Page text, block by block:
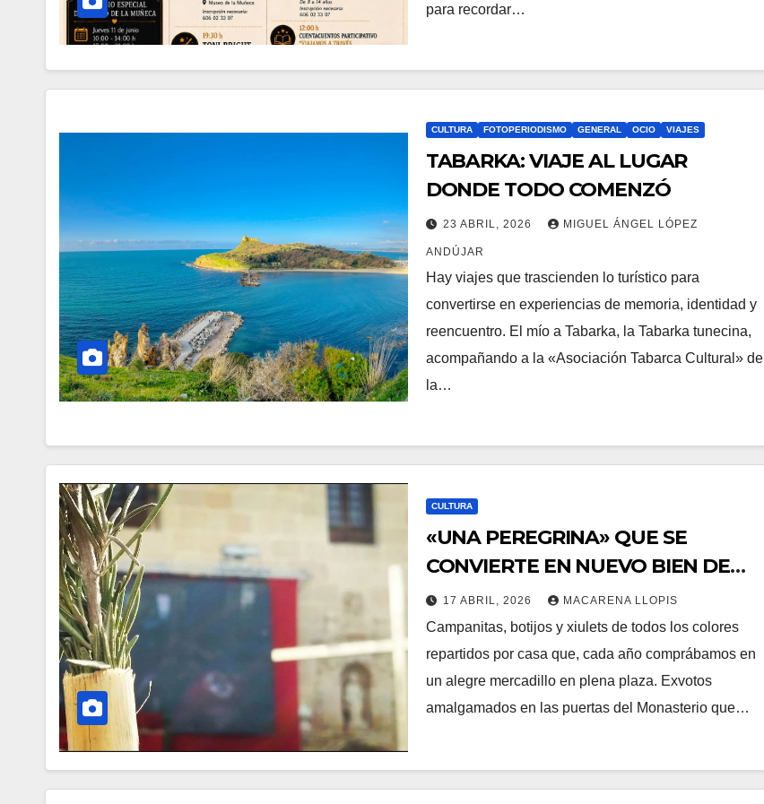
para recordar…
CULTURA FOTOPERIODISMO GENERAL OCIO VIAJES
TABARKA: VIAJE AL LUGAR
DONDE TODO COMENZÓ
23 ABRIL, 2026 MIGUEL ÁNGEL LÓPEZ
ANDÚJAR
Hay viajes que trascienden lo turístico para
convertirse en experiencias de memoria, identidad y
reencuentro. El mío a Tabarka, la Tabarka tunecina,
acompañando a la «Asociación Tabarca Cultural» de
la…
CULTURA
«UNA PEREGRINA» QUE SE
CONVIERTE EN NUEVO BIEN DE
INTERÉS CULTURAL INMATERIAL.
17 ABRIL, 2026 MACARENA LLOPIS
Campanitas, botijos y xiulets de todos los colores
repartidos por casa que, cada año comprábamos en
un alegre mercadillo en plena plaza. Exvotos
amalgamados en las puertas del Monasterio que…